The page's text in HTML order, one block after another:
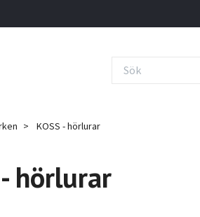
KOSS - hörlurar
- hörlurar